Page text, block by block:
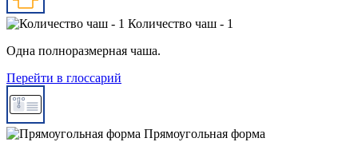
Количество чаш - 1
Одна полноразмерная чаша.
Перейти в глоссарий
Прямоугольная форма